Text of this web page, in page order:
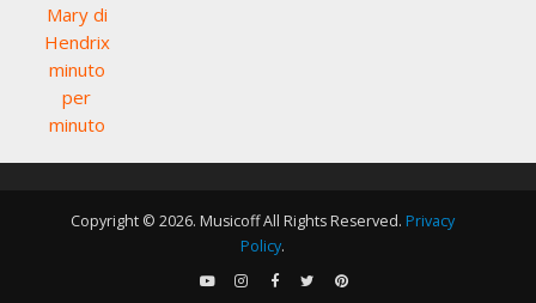
Mary di
Hendrix
minuto
per
minuto
Copyright © 2026. Musicoff All Rights Reserved. Privacy
Policy.